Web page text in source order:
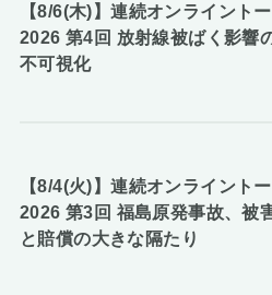
【8/6(木)】連続オンライント
2026 第4回 放射線被ばく影響
不可視化
【8/4(火)】連続オンライント
2026 第3回 福島原発事故、被
と賠償の大きな隔たり